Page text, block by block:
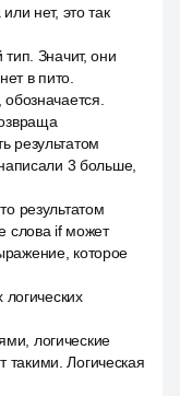
нет, это так
Значит, они
в пито.
результатом
3 больше,
результатом
слова if может
которое
логические
такими. Логическая